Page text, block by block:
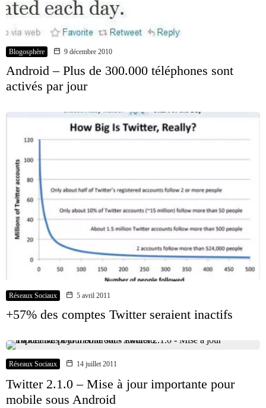
Blogosphère 9 décembre 2010
Android – Plus de 300.000 téléphones sont
activés par jour
Réseaux Sociaux 5 avril 2011
+57% des comptes Twitter seraient inactifs
Réseaux Sociaux 14 juillet 2011
Twitter 2.1.0 – Mise à jour importante pour
mobile sous Android